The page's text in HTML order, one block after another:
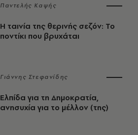
Παντελής Καψής
Η ταινία της θερινής σεζόν: Το
ποντίκι που βρυχάται
Γιάννης Στεφανίδης
Ελπίδα για τη Δημοκρατία,
ανησυχία για το μέλλον (της)